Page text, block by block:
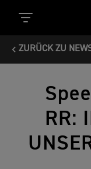
ZURÜCK ZU
RR: